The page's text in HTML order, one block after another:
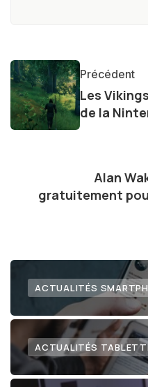
et bien d'autres
d'une curiosité
dernières tendances
avec enthousiasme
l'exploration
technologie me
lecteurs un aperçu
Précédent
Les
de la
Alan
gratuitement
ACTUALITÉS
ACTUALITÉS